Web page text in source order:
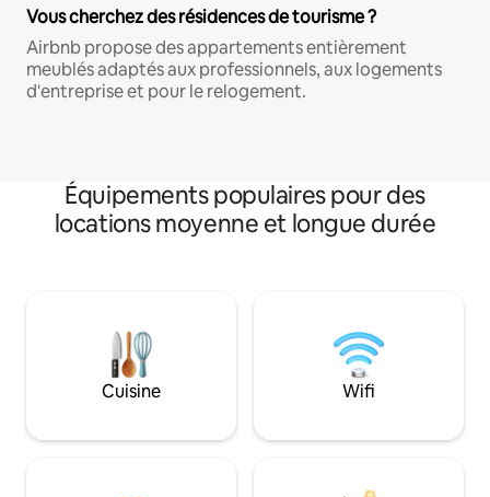
Vous cherchez des résidences de tourisme ?
Airbnb propose des appartements entièrement
meublés adaptés aux professionnels, aux logements
d'entreprise et pour le relogement.
Équipements populaires pour des
locations moyenne et longue durée
Cuisine Wifi